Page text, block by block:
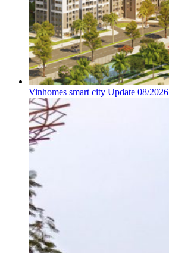
Vinhomes smart city Update 08/2026